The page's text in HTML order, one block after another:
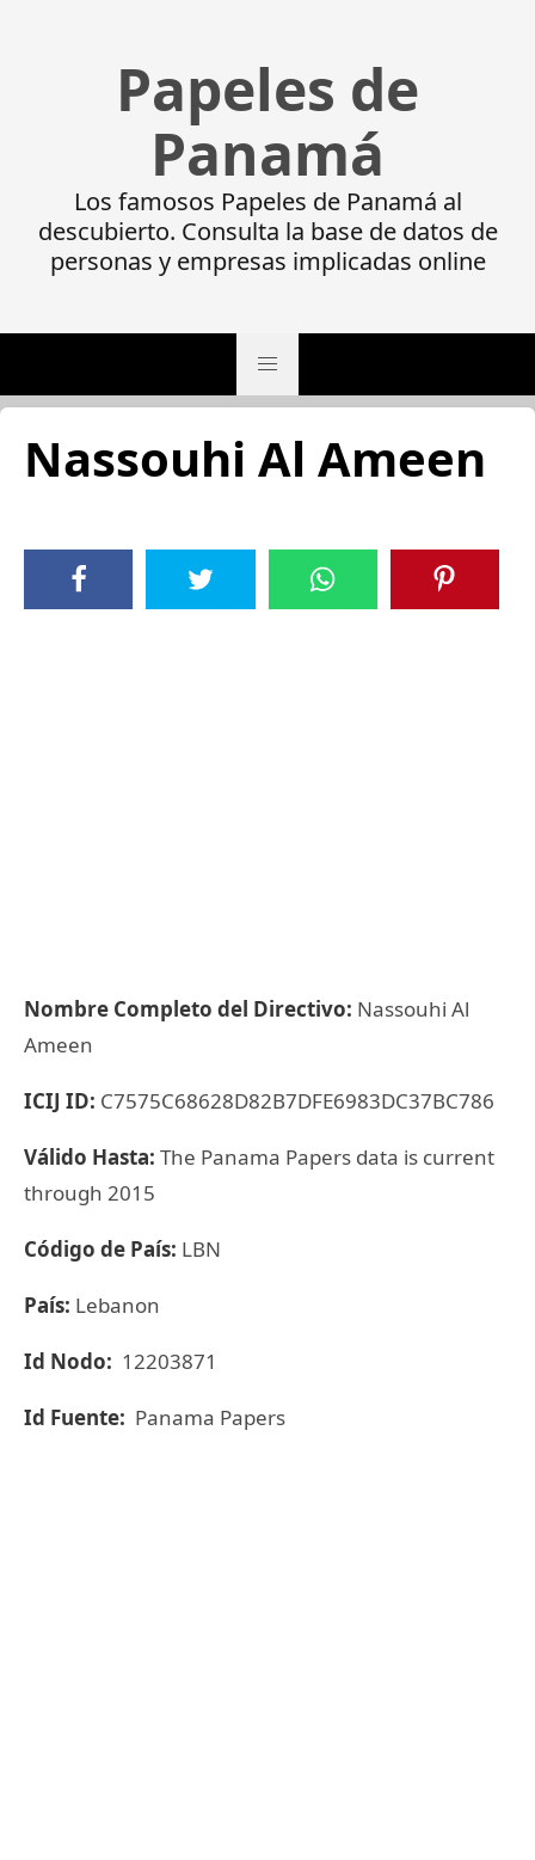
Papeles de
Panamá
Los famosos Papeles de Panamá al
descubierto. Consulta la base de datos de
personas y empresas implicadas online
Nassouhi Al Ameen
Nombre Completo del Directivo: Nassouhi Al
Ameen
ICIJ ID: C7575C68628D82B7DFE6983DC37BC786
Válido Hasta: The Panama Papers data is current
through 2015
Código de País: LBN
País: Lebanon
Id Nodo: 12203871
Id Fuente: Panama Papers